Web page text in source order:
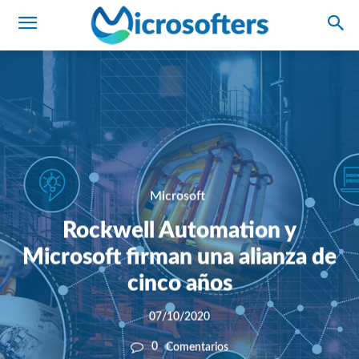
Microsoft
Rockwell Automation y
Microsoft firman una alianza de
cinco años
07/10/2020
0 Comentarios